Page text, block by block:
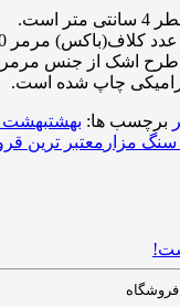
10 سانتی متری استفاده شده است.
طرح اشک از جنس
چاپ شده است.
برچسب ها: بهشتبهشت
مزار معتبر ترین
فروشگاه